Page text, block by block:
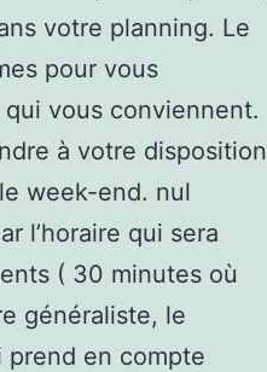
votre planning. Le
pour vous
vous conviennent.
à votre disposition
week-end. nul
l’horaire qui sera
( 30 minutes où
généraliste, le
prend en compte